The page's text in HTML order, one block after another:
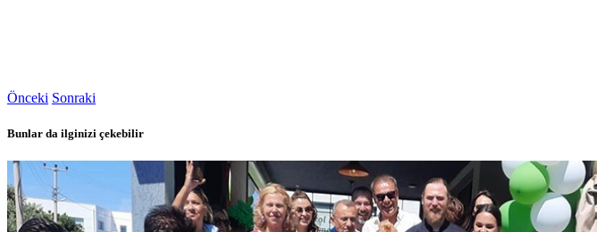
Önceki Sonraki
Bunlar da ilginizi çekebilir